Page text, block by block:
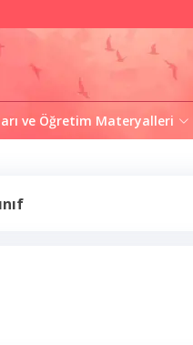
ve Öğretim Materyalleri